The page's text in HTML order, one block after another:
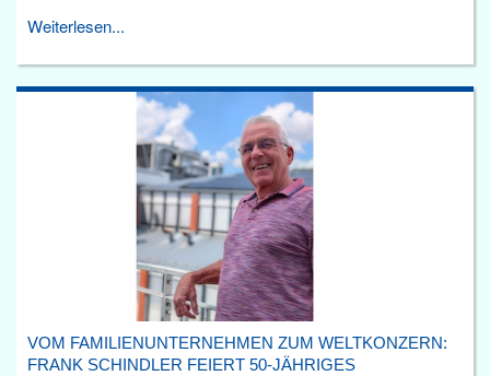
Weiterlesen...
VOM FAMILIENUNTERNEHMEN ZUM WELTKONZERN:
FRANK SCHINDLER FEIERT 50-JÄHRIGES